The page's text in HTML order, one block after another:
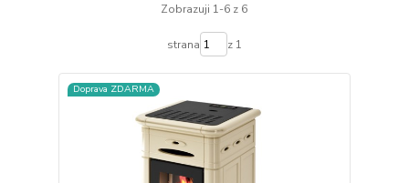
Zobrazuji 1-6 z 6
strana z 1
Doprava ZDARMA